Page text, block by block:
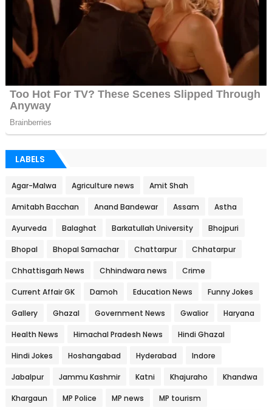
LABELS
Agar-Malwa Agriculture news Amit Shah
Amitabh Bacchan Anand Bandewar Assam Astha
Ayurveda Balaghat Barkatullah University Bhojpuri
Bhopal Bhopal Samachar Chattarpur Chhatarpur
Chhattisgarh News Chhindwara news Crime
Current Affair GK Damoh Education News Funny Jokes
Gallery Ghazal Government News Gwalior Haryana
Health News Himachal Pradesh News Hindi Ghazal
Hindi Jokes Hoshangabad Hyderabad Indore
Jabalpur Jammu Kashmir Katni Khajuraho Khandwa
Khargaun MP Police MP news MP tourism